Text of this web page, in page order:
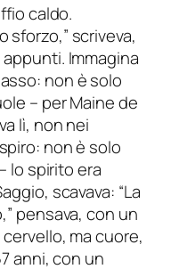
caldo.
sforzo,” scriveva,
Immagina
non è solo
– per Maine de
lì, non nei
non è solo
lo spirito era
scavava: “La
pensava, con un
ma cuore,
anni, con un